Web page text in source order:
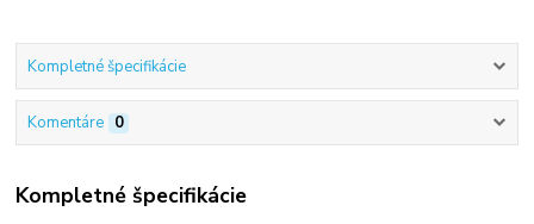
Kompletné špecifikácie
Komentáre 0
Kompletné špecifikácie